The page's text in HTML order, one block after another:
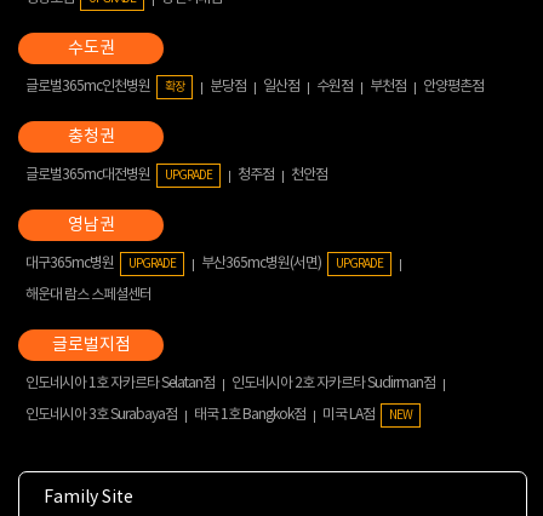
글로벌365mc인천병원 확장 분당점 일산점 수원점 부천점 안양평촌점
글로벌365mc대전병원 UPGRADE 청주점 천안점
대구365mc병원 UPGRADE 부산365mc병원(서면) UPGRADE
해운대 람스 스페셜센터
인도네시아 1호 자카르타 Selatan점
인도네시아 2호 자카르타 Sudirman점
인도네시아 3호 Surabaya점
태국 1호 Bangkok점 미국 LA점 NEW
Family Site